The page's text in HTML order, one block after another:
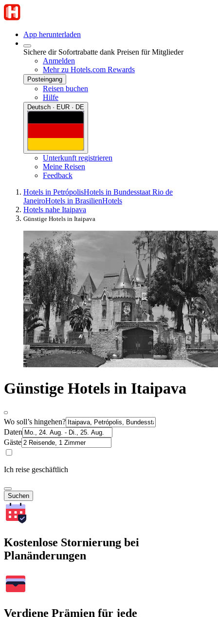
App herunterladen
Sichere dir Sofortrabatte dank Preisen für Mitglieder
Anmelden
Mehr zu Hotels.com Rewards
Posteingang
Reisen buchen
Hilfe
Deutsch · EUR · DE
Unterkunft registrieren
Meine Reisen
Feedback
Hotels in PetrópolisHotels in Bundesstaat Rio de
JaneiroHotels in BrasilienHotels
Hotels nahe Itaipava
Günstige Hotels in Itaipava
Günstige Hotels in Itaipava
Wo soll’s hingehen?
Daten
Gäste
Ich reise geschäftlich
Suchen
Kostenlose Stornierung bei
Planänderungen
Verdiene Prämien für jede